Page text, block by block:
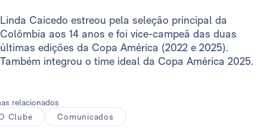
Linda Caicedo estreou pela seleção principal da
Colômbia aos 14 anos e foi vice-campeã das duas
últimas edições da Copa América (2022 e 2025).
Também integrou o time ideal da Copa América 2025.
relacionados
Clube
Comunicados